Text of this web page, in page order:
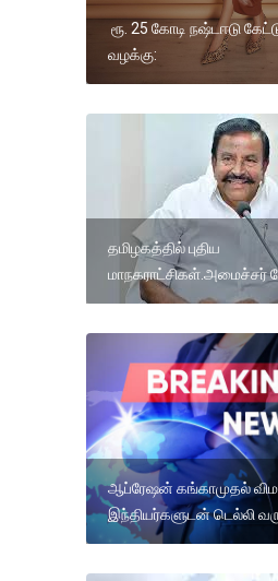
ரூ. 25 கோடி நஷ்டஈடு
வழக்கு:
தமிழகத்தில் புதிய
மாநகராட்சிகள்.அமைச்சர்
ஆப்ரேஷன் கங்காமுதல்
இந்தியர்களுடன் டெல்லி